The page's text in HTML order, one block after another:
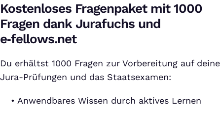
Kostenloses Fragenpaket mit 1000
Fragen dank Jurafuchs und
e‑fellows.net
Du erhältst 1000 Fragen zur Vorbereitung auf deine
Jura-Prüfungen und das Staatsexamen:
Anwendbares Wissen durch aktives Lernen